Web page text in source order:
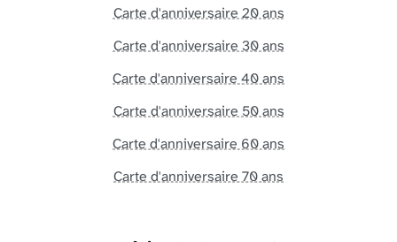
Carte d'anniversaire 20 ans
Carte d'anniversaire 30 ans
Carte d'anniversaire 40 ans
Carte d'anniversaire 50 ans
Carte d'anniversaire 60 ans
Carte d'anniversaire 70 ans